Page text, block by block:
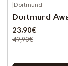
-52%
|Dortmund
Dortmund
23,90€
49,90€